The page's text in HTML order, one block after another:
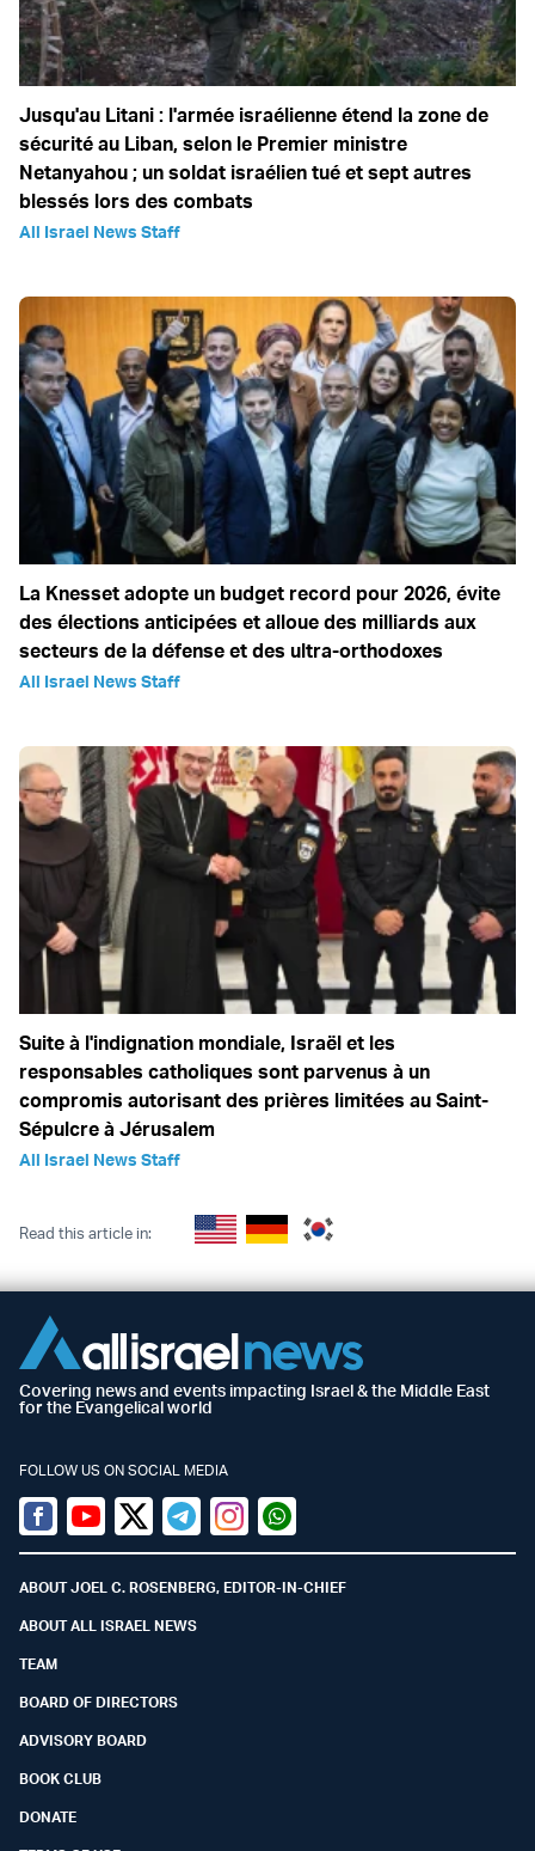
Jusqu'au Litani : l'armée israélienne étend la zone de
sécurité au Liban, selon le Premier ministre
Netanyahou ; un soldat israélien tué et sept autres
blessés lors des combats
All Israel News Staff
La Knesset adopte un budget record pour 2026, évite
des élections anticipées et alloue des milliards aux
secteurs de la défense et des ultra-orthodoxes
All Israel News Staff
Suite à l'indignation mondiale, Israël et les
responsables catholiques sont parvenus à un
compromis autorisant des prières limitées au Saint-
Sépulcre à Jérusalem
All Israel News Staff
Read this article in:
Covering news and events impacting Israel & the Middle East
for the Evangelical world
FOLLOW US ON SOCIAL MEDIA
Facebook
YoutubeTwitter (X)
TelegramInstagramWhatsapp
ABOUT JOEL C. ROSENBERG, EDITOR-IN-CHIEF
ABOUT ALL ISRAEL NEWS
TEAM
BOARD OF DIRECTORS
ADVISORY BOARD
BOOK CLUB
DONATE